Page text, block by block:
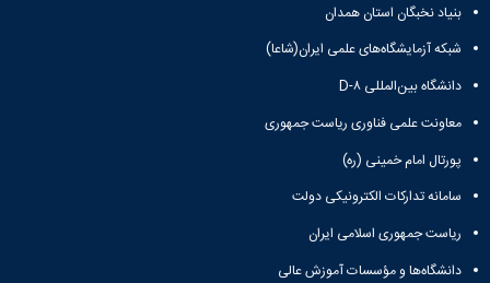
بنیاد نخبگان استان همدان
شبکه آزمایشگاه‌های علمی ایران(شاعا)
دانشگاه بین‌المللی D-۸
معاونت علمی فناوری ریاست جمهوری
پورتال امام خمینی (ره)
سامانه تدارکات الکترونیکی دولت
ریاست جمهوری اسلامی ایران
دانشگاه‌ها و مؤسسات آموزش عالی